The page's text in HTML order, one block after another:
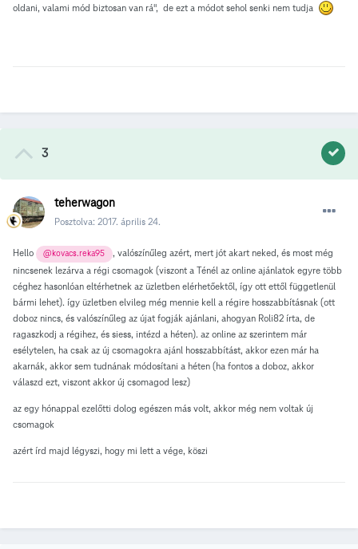
oldani, valami mód biztosan van rá", de ezt a módot sehol senki nem tudja
3
teherwagon
Posztolva: 2017. április 24.
Hello @kovacs.reka95
, valószínűleg azért, mert jót akart neked, és most még
nincsenek lezárva a régi csomagok (viszont a Ténél az online ajánlatok egyre több
céghez hasonlóan eltérhetnek az üzletben elérhetőektől, így ott ettől függetlenül
bármi lehet). így üzletben elvileg még mennie kell a régire hosszabbításnak (ott
doboz nincs, és valószínűleg az újat fogják ajánlani, ahogyan Roli82 írta, de
ragaszkodj a régihez, és siess, intézd a héten). az online az szerintem már
esélytelen, ha csak az új csomagokra ajánl hosszabbítást, akkor ezen már ha
akarnák, akkor sem tudnának módosítani a héten (ha fontos a doboz, akkor
válaszd ezt, viszont akkor új csomagod lesz)
az egy hónappal ezelőtti dolog egészen más volt, akkor még nem voltak új
csomagok
azért írd majd légyszi, hogy mi lett a vége, köszi